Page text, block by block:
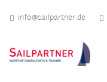
info@sailpartner.de